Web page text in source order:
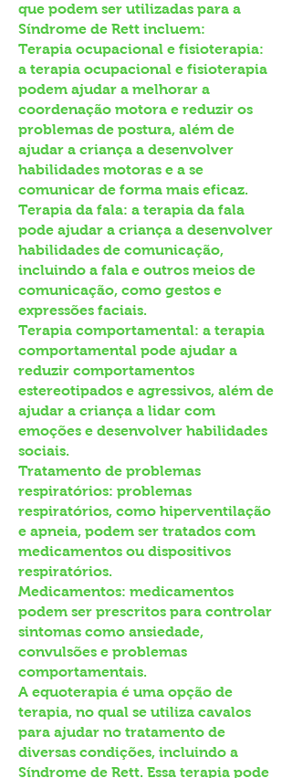
que podem ser utilizadas para a
Síndrome de Rett incluem:
Terapia ocupacional e fisioterapia:
a terapia ocupacional e fisioterapia
podem ajudar a melhorar a
coordenação motora e reduzir os
problemas de postura, além de
ajudar a criança a desenvolver
habilidades motoras e a se
comunicar de forma mais eficaz.
Terapia da fala: a terapia da fala
pode ajudar a criança a desenvolver
habilidades de comunicação,
incluindo a fala e outros meios de
comunicação, como gestos e
expressões faciais.
Terapia comportamental: a terapia
comportamental pode ajudar a
reduzir comportamentos
estereotipados e agressivos, além de
ajudar a criança a lidar com
emoções e desenvolver habilidades
sociais.
Tratamento de problemas
respiratórios: problemas
respiratórios, como hiperventilação
e apneia, podem ser tratados com
medicamentos ou dispositivos
respiratórios.
Medicamentos: medicamentos
podem ser prescritos para controlar
sintomas como ansiedade,
convulsões e problemas
comportamentais.
A equoterapia é uma opção de
terapia, no qual se utiliza cavalos
para ajudar no tratamento de
diversas condições, incluindo a
Síndrome de Rett. Essa terapia pode